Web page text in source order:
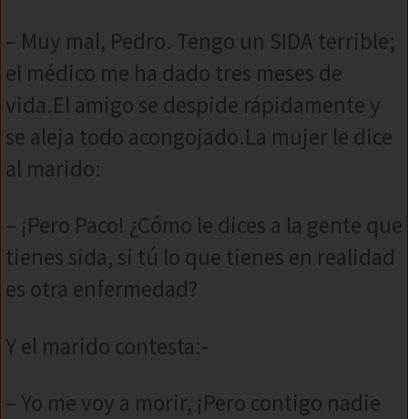
– Muy mal, Pedro. Tengo un SIDA terrible;
el médico me ha dado tres meses de
vida.El amigo se despide rápidamente y
se aleja todo acongojado.La mujer le dice
al marido:
– ¡Pero Paco! ¿Cómo le dices a la gente que
tienes sida, si tú lo que tienes en realidad
es otra enfermedad?
Y el marido contesta:-
– Yo me voy a morir, ¡Pero contigo nadie